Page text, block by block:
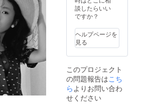
談したらいい
ですか？
ヘルプページを
見る
このプロジェクト
の問題報告はこち
ら よりお問い合わ
せください